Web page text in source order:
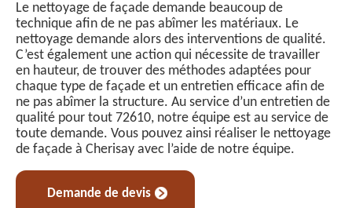
Le nettoyage de façade demande beaucoup de
technique afin de ne pas abîmer les matériaux. Le
nettoyage demande alors des interventions de qualité.
C’est également une action qui nécessite de travailler
en hauteur, de trouver des méthodes adaptées pour
chaque type de façade et un entretien efficace afin de
ne pas abîmer la structure. Au service d’un entretien de
qualité pour tout 72610, notre équipe est au service de
toute demande. Vous pouvez ainsi réaliser le nettoyage
de façade à Cherisay avec l’aide de notre équipe.
Demande de devis